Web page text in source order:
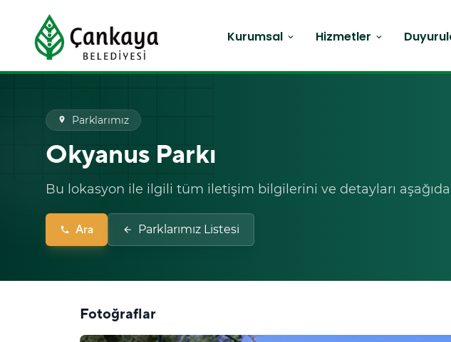
Kurumsal expand_more Hizmetler expand_more
place Parklarımız
Okyanus Parkı
Bu lokasyon ile ilgili tüm iletişim bilgilerini ve detayları
phone Ara arrow_back Parklarımız Listesi
Fotoğraflar